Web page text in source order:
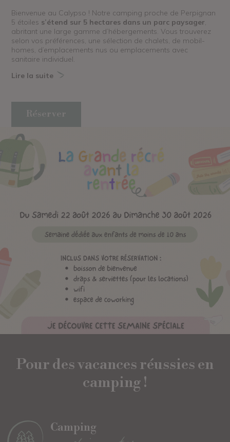
Bienvenue au Calypso ! Notre camping proche de Perpignan
5 étoiles s’étend sur 5 hectares dans un parc paysager,
abritant une large gamme d’hébergements. Vous trouverez
selon vos préférences, une sélection de chalets, de mobil-
homes, d’emplacements nus ou emplacements avec
sanitaire individuel.
Lire la suite
Réserver
Pour des vacances réussies en
camping !
Camping